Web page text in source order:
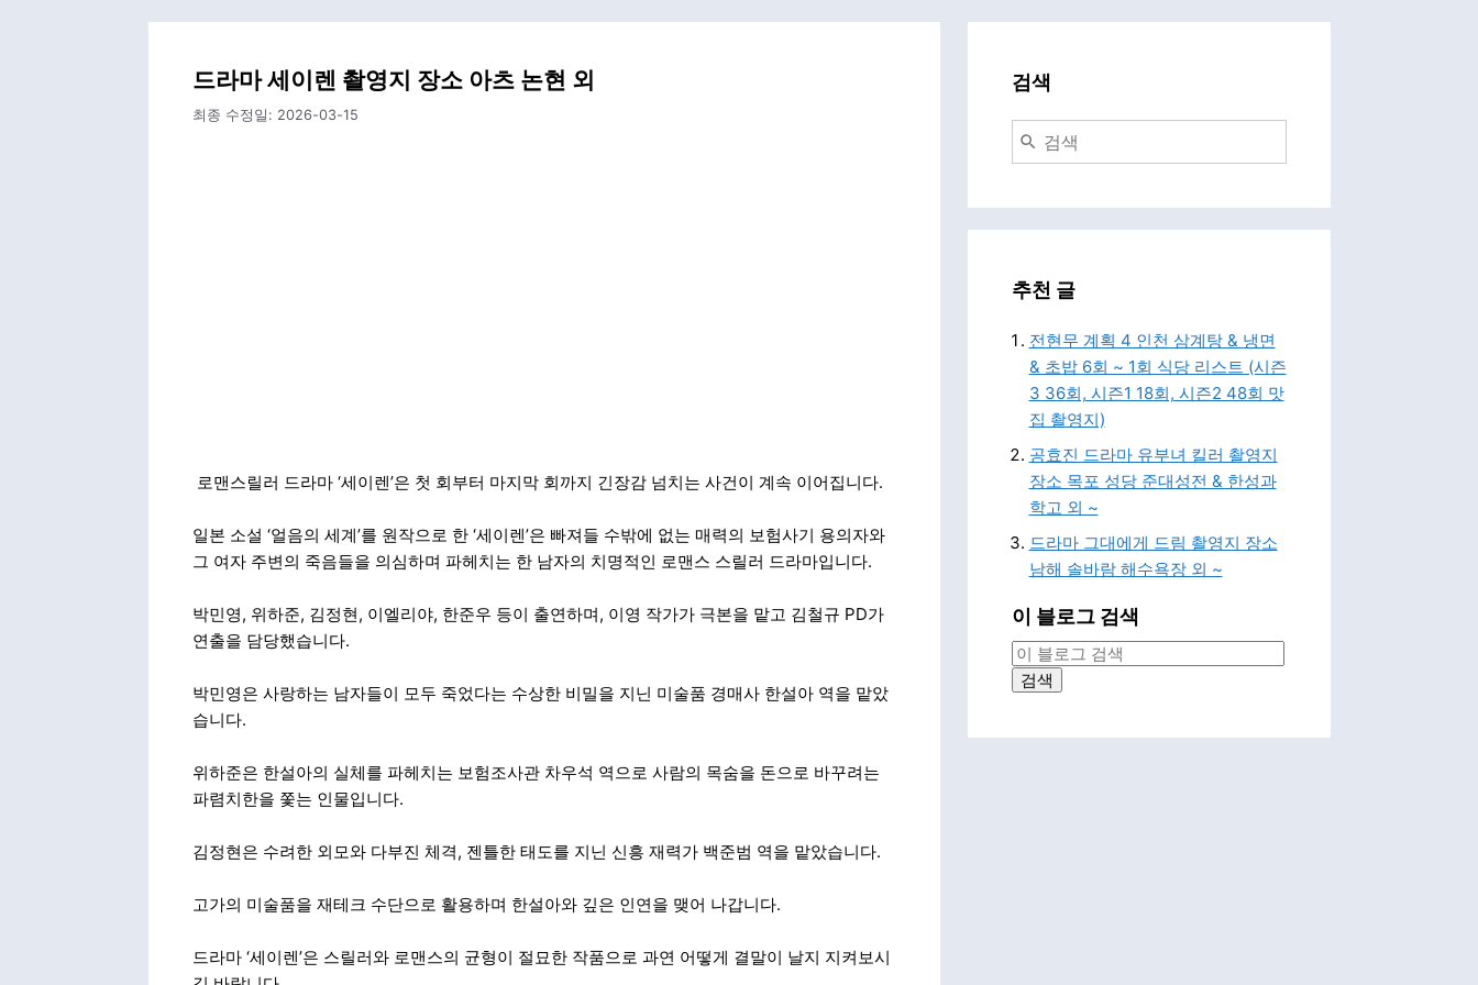
드라마 세이렌 촬영지 장소 아츠 논현 외
최종 수정일: 2026-03-15
로맨스릴러 드라마 ‘세이렌’은 첫 회부터 마지막 회까지 긴장감 넘치는 사건이 계속 이어집니다.
일본 소설 ‘얼음의 세계’를 원작으로 한 ‘세이렌’은 빠져들 수밖에 없는 매력의 보험사기 용의자와
그 여자 주변의 죽음들을 의심하며 파헤치는 한 남자의 치명적인 로맨스 스릴러 드라마입니다.
박민영, 위하준, 김정현, 이엘리야, 한준우 등이 출연하며, 이영 작가가 극본을 맡고 김철규 PD가
연출을 담당했습니다.
박민영은 사랑하는 남자들이 모두 죽었다는 수상한 비밀을 지닌 미술품 경매사 한설아 역을 맡았
습니다.
위하준은 한설아의 실체를 파헤치는 보험조사관 차우석 역으로 사람의 목숨을 돈으로 바꾸려는
파렴치한을 쫓는 인물입니다.
김정현은 수려한 외모와 다부진 체격, 젠틀한 태도를 지닌 신흥 재력가 백준범 역을 맡았습니다.
고가의 미술품을 재테크 수단으로 활용하며 한설아와 깊은 인연을 맺어 나갑니다.
드라마 ‘세이렌’은 스릴러와 로맨스의 균형이 절묘한 작품으로 과연 어떻게 결말이 날지 지켜보시
검색
추천 글
전현무 계획 4 인천 삼계탕 & 냉면
& 초밥 6회 ~ 1회 식당 리스트 (시즌
3 36회, 시즌1 18회, 시즌2 48회 맛
집 촬영지)
공효진 드라마 유부녀 킬러 촬영지
장소 목포 성당 준대성전 & 한성과
학고 외 ~
드라마 그대에게 드림 촬영지 장소
남해 솔바람 해수욕장 외 ~
이 블로그 검색